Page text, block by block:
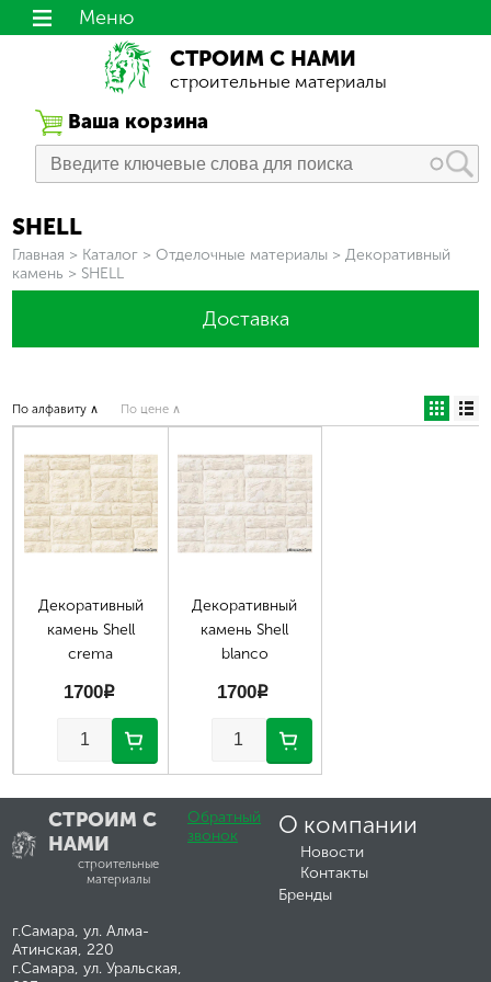
СТРОИМ С НАМИ
строительные материалы
Ваша корзина
Меню
SHELL
Вы здесь
Главная > Каталог > Отделочные материалы > Декоративный
камень > SHELL
Доставка
По алфавиту ∧ По цене ∧
Декоративный
камень Shell
crema
1700p
Декоративный
камень Shell
blanco
1700p
СТРОИМ С
НАМИ
строительные
материалы
г.Самара, ул. Алма-
Атинская, 220
г.Самара, ул. Уральская,
Обратный
звонок
О компании
Новости
Контакты
Бренды